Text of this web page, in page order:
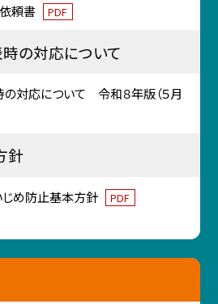
頼書 PDF
の対応について
の対応について 令和８年版（５月
針
め防止基本方針 PDF